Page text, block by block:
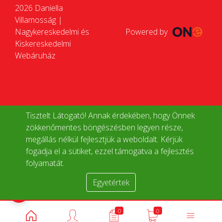
Tisztelt Látogató! Annak érdekében, hogy Önnek
zökkenőmentes böngészésben legyen része,
megállás nélkül fejlesztjük a weboldalt. Kérjük
fogadja el a sütiket, ezzel támogatva a fejlesztés
folyamatát.
Egyetértek
2026 Daniella
Villamosság |
Nagykereskedelmi és
Kiskereskedelmi
Webáruház
Powered by
0
0
Termékek összehasonlítása